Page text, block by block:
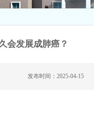
会发展成肺癌？
发布时间：2025-04-15